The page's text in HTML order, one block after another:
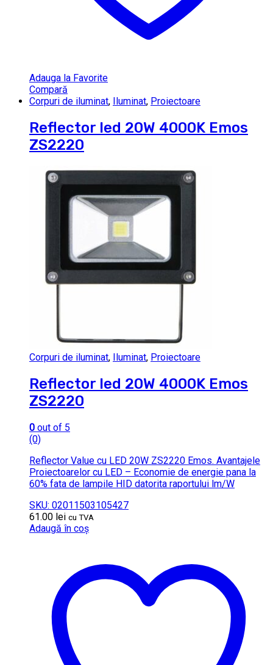
Adauga la Favorite
Compară
Corpuri de iluminat, Iluminat, Proiectoare
Reflector led 20W 4000K Emos
ZS2220
Corpuri de iluminat, Iluminat, Proiectoare
Reflector led 20W 4000K Emos
ZS2220
0 out of 5
(0)
Reflector Value cu LED 20W ZS2220 Emos. Avantajele
Proiectoarelor cu LED – Economie de energie pana la
60% fata de lampile HID datorita raportului lm/W
SKU: 02011503105427
61.00 lei cu TVA
Adaugă în coș